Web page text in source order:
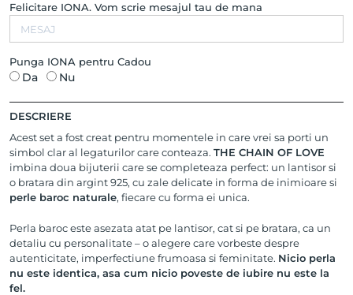
Felicitare IONA. Vom scrie mesajul tau de mana
Punga IONA pentru Cadou
Da Nu
DESCRIERE
Acest set a fost creat pentru momentele in care vrei sa porti un
simbol clar al legaturilor care conteaza. THE CHAIN OF LOVE
imbina doua bijuterii care se completeaza perfect: un lantisor si
o bratara din argint 925, cu zale delicate in forma de inimioare si
perle baroc naturale, fiecare cu forma ei unica.
Perla baroc este asezata atat pe lantisor, cat si pe bratara, ca un
detaliu cu personalitate – o alegere care vorbeste despre
autenticitate, imperfectiune frumoasa si feminitate. Nicio perla
nu este identica, asa cum nicio poveste de iubire nu este la
fel.